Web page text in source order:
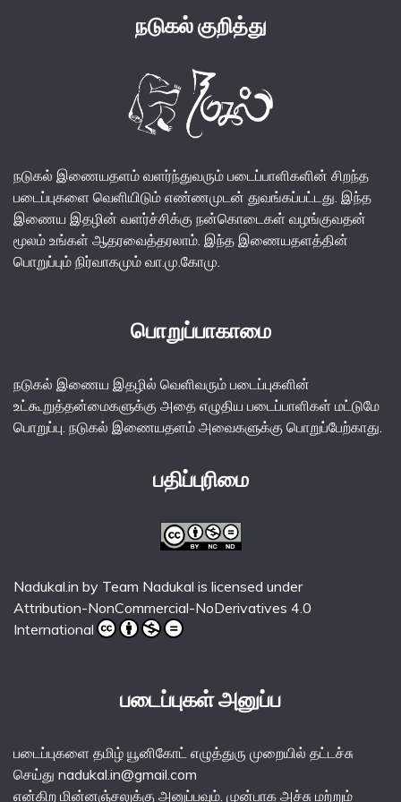
நடுகல் குறித்து
நடுகல் இணையதளம் வளர்ந்துவரும் படைப்பாளிகளின் சிறந்த
படைப்புகளை வெளியிடும் எண்ணமுடன் துவங்கப்பட்டது. இந்த
இணைய இதழின் வளர்ச்சிக்கு நன்கொடைகள் வழங்குவதன்
மூலம் உங்கள் ஆதரவைத்தரலாம். இந்த இணையதளத்தின்
பொறுப்பும் நிர்வாகமும் வா.மு.கோமு.
பொறுப்பாகாமை
நடுகல் இணைய இதழில் வெளிவரும் படைப்புகளின்
உட்கூறுத்தன்மைகளுக்கு அதை எழுதிய படைப்பாளிகள் மட்டுமே
பொறுப்பு. நடுகல் இணையதளம் அவைகளுக்கு பொறுப்பேற்காது.
பதிப்புரிமை
Nadukal.in by Team Nadukal is licensed under
Attribution-NonCommercial-NoDerivatives 4.0
International
படைப்புகள் அனுப்ப
படைப்புகளை தமிழ் யூனிகோட் எழுத்துரு முறையில் தட்டச்சு
செய்து nadukal.in@gmail.com
என்கிற மின்னஞ்சலுக்கு அனுப்பவும். முன்பாக அச்சு மற்றும்